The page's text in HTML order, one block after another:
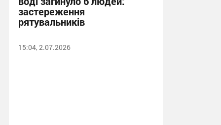
застереження
рятувальників
15:04, 2.07.2026